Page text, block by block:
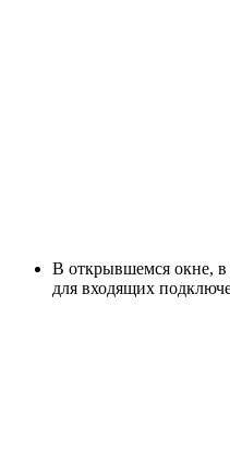
В открывшемся окне,
для входящих